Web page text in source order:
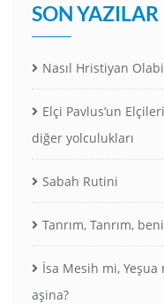
SON YAZILAR
Nasıl Hristiyan
Elçi Pavlus’un
diğer yolculukları
Sabah Rutini
Tanrım, Tanrım,
İsa Mesih mi, Yeşua
aşina?